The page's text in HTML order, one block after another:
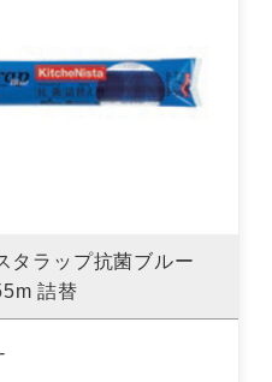
タラップ抗菌ブルー
詰替
-